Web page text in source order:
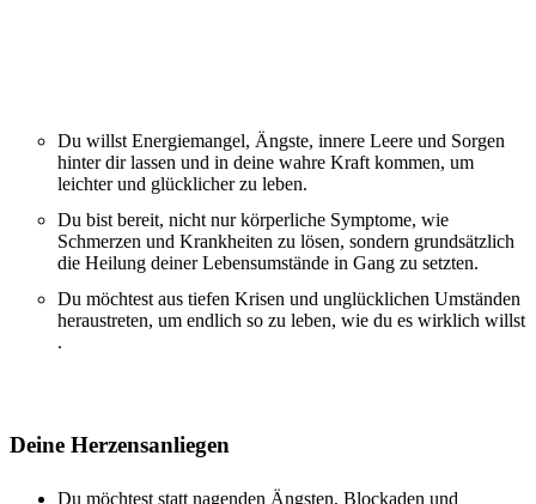
Du willst Energiemangel, Ängste, innere Leere und Sorgen
hinter dir lassen und in deine wahre Kraft kommen, um
leichter und glücklicher zu leben.
Du bist bereit, nicht nur körperliche Symptome, wie
Schmerzen und Krankheiten zu lösen, sondern grundsätzlich
die Heilung deiner Lebensumstände in Gang zu setzten.
Du möchtest aus tiefen Krisen und unglücklichen Umständen
heraustreten, um endlich so zu leben, wie du es wirklich willst
.
Deine Herzensanliegen
Du möchtest statt nagenden Ängsten, Blockaden und